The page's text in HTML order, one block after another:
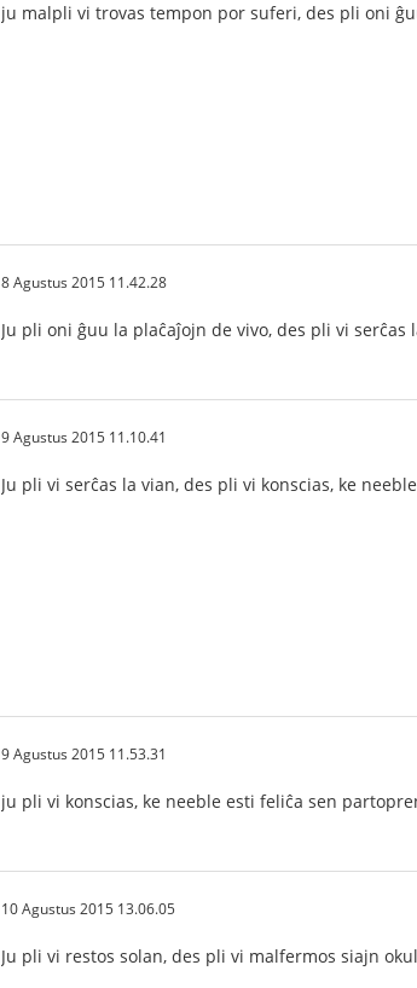
ju malpli vi trovas tempon por suferi, des pli oni
8 Agustus 2015 11.42.28
Ju pli oni ĝuu la plaĉaĵojn de vivo, des pli vi serĉas
9 Agustus 2015 11.10.41
Ju pli vi serĉas la vian, des pli vi konscias, ke
9 Agustus 2015 11.53.31
ju pli vi konscias, ke neeble esti feliĉa sen
10 Agustus 2015 13.06.05
Ju pli vi restos solan, des pli vi malfermos siajn